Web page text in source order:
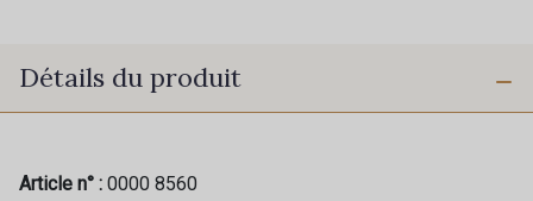
Détails du produit
Article n° : 0000 8560